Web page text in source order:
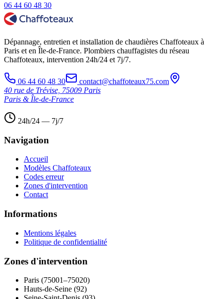
06 44 60 48 30
Dépannage, entretien et installation de chaudières Chaffoteaux à
Paris et en Île-de-France. Plombiers chauffagistes du réseau
Chaffoteaux, intervention 24h/24 et 7j/7.
06 44 60 48 30
contact@chaffoteaux75.com
40 rue de Trévise, 75009 Paris
Paris & Île-de-France
24h/24 — 7j/7
Navigation
Accueil
Modèles Chaffoteaux
Codes erreur
Zones d'intervention
Contact
Informations
Mentions légales
Politique de confidentialité
Zones d'intervention
Paris (75001–75020)
Hauts-de-Seine (92)